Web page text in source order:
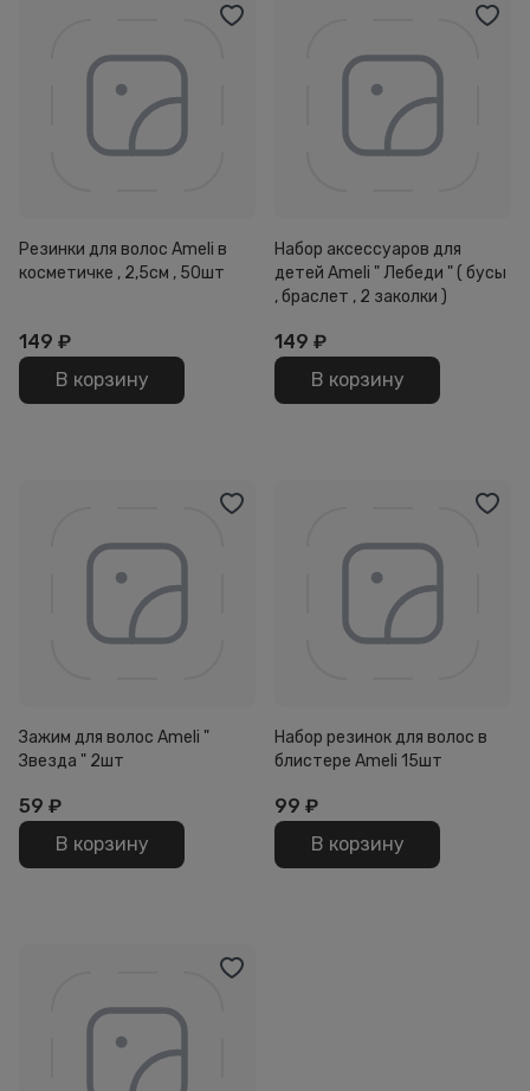
Резинки для волос Ameli в
косметичке , 2,5см , 50шт
149 ₽
В корзину
Набор аксессуаров для
детей Ameli " Лебеди " ( бусы
, браслет , 2 заколки )
149 ₽
В корзину
Зажим для волос Ameli "
Звезда " 2шт
59 ₽
В корзину
Набор резинок для волос в
блистере Ameli 15шт
99 ₽
В корзину